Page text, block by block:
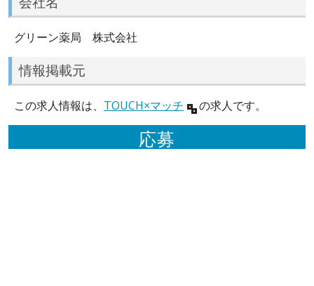
グリーン薬局 株式会社
情報掲載元
この求人情報は、 TOUCH×マッチ の求人です。
応募